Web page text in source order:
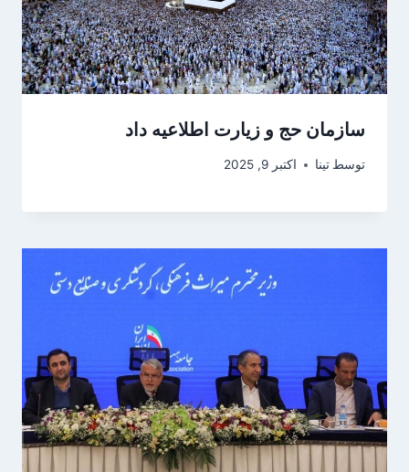
سازمان حج و زیارت اطلاعیه داد
توسط تینا اکتبر 9, 2025